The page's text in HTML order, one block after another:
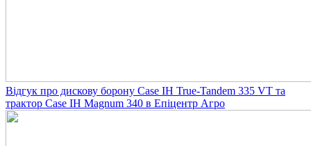
Відгук про дискову борону Case IH True-Tandem 335 VT та
трактор Case IH Magnum 340 в Епіцентр Агро